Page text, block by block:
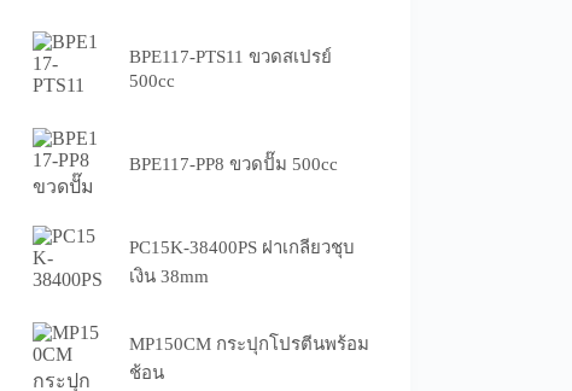
BPE117-PTS11 ขวดสเปรย์
500cc
BPE117-PP8 ขวดปั๊ม 500cc
PC15K-38400PS ฝาเกลียวชุบ
เงิน 38mm
MP150CM กระปุกโปรตีนพร้อม
ช้อน